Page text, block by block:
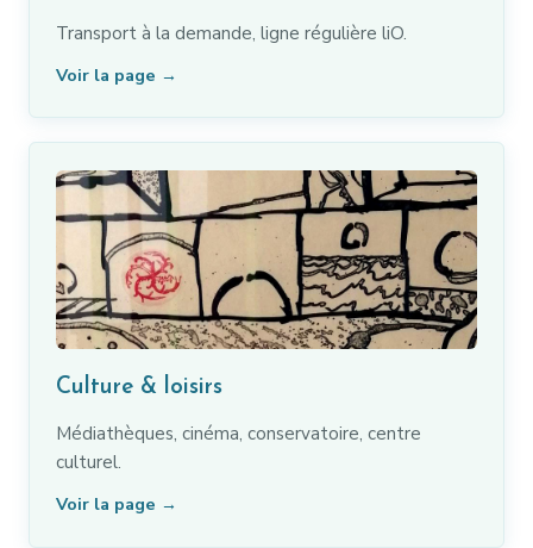
Transport à la demande, ligne régulière liO.
Voir la page →
Culture & loisirs
Médiathèques, cinéma, conservatoire, centre
culturel.
Voir la page →